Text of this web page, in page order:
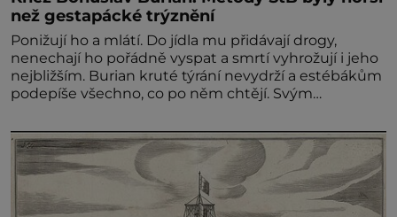
než gestapácké trýznění
Ponižují ho a mlátí. Do jídla mu přidávají drogy,
nenechají ho pořádně vyspat a smrtí vyhrožují i jeho
nejbližším. Burian kruté týrání nevydrží a estébákům
podepíše všechno, co po něm chtějí. Svým
výslechů nikdo nevyvíjel fyzický ani psychický nátlak.
Syn brněnského řezníka chce být knězem a